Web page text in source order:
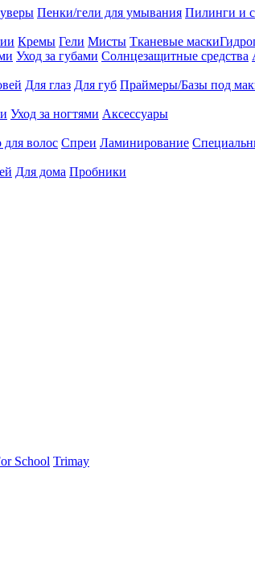
Пенки/гели для умывания Пилинги и
Кремы Гели Мисты Тканевые маски
Уход за губами Солнцезащитные средства
Для глаз Для губ Праймеры/Базы под
Уход за ногтями Аксессуары
волос Спреи Ламинирование
Для дома Пробники
School Trimay